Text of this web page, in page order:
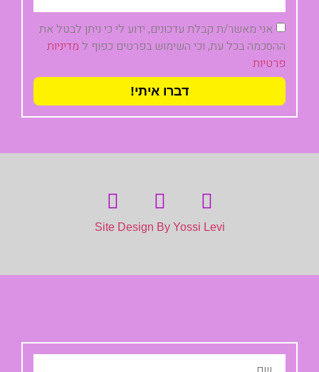
אני מאשר/ת קבלת עדכונים, ידוע לי כי ניתן לבטל את
ההסכמה בכל עת, וכי השימוש בפרטים כפוף ל מדיניות
פרטיות
דברו איתי!
Site Design By Yossi Levi